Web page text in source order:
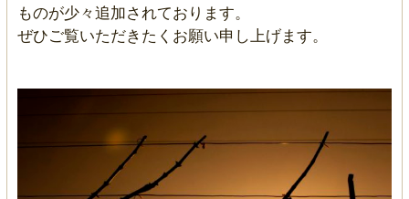
ものが少々追加されております。
ぜひご覧いただきたくお願い申し上げます。